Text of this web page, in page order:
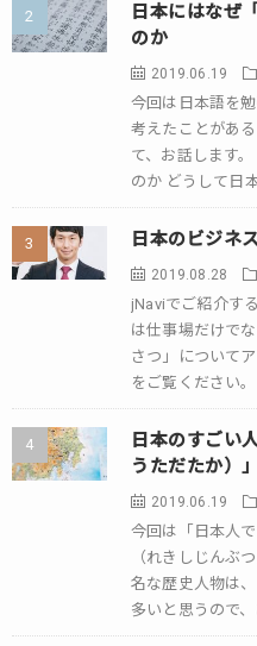
日本にはなぜ
のか
2019.06.19
今回は日本語を
考えたことがあ
て、お話します
のか どうして日
を使うのでしょ
日本のビジネ
2019.08.28
jNaviでご紹介す
は仕事場だけで
さつ」について
をご覧ください
「気をつけるべ
日本のすごい
うただたか）
2019.06.19
今回は「日本人
（れきしじんぶ
名な歴史人物は
多いと思うので
人を紹介してい